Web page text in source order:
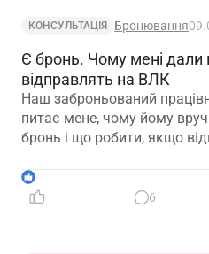
КОНСУЛЬТАЦІЯ Бронювання
Є бронь. Чому мені дали
відправлять на ВЛК
Наш заброньований
питає мене, чому йому
бронь і що робити, якщо
1
6